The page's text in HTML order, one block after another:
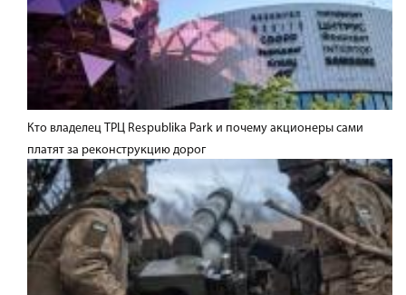
Кто владелец ТРЦ Respublika Park и почему акционеры сами
платят за реконструкцию дорог